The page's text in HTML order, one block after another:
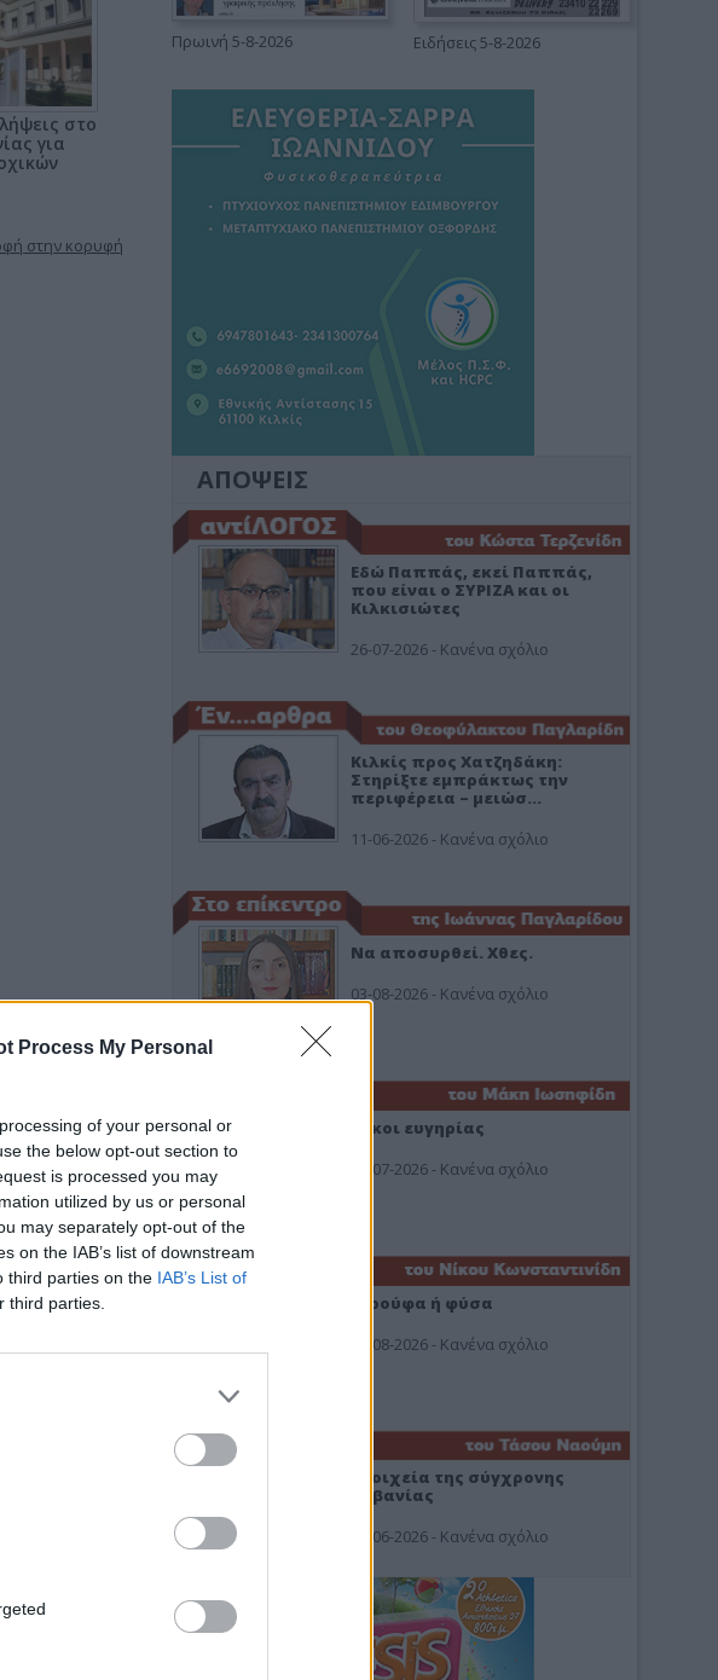
Process My Personal
of your personal or
the below opt-out section to
is processed you may
utilized by us or personal
may separately opt-out of the
on the IAB’s list of downstream
third parties on the IAB’s List of
third parties.
στο
για
στην κορυφή
Πρωινή 5-8-2026 Ειδήσεις 5-8-2026
ΑΠΟΨΕΙΣ
Εδώ Παππάς, εκεί Παππάς,
που είναι ο ΣΥΡΙΖΑ και οι
Κιλκισιώτες
26-07-2026 - Κανένα σχόλιο
Κιλκίς προς Χατζηδάκη:
Στηρίξτε εμπράκτως την
περιφέρεια – μειώσ…
11-06-2026 - Κανένα σχόλιο
Να αποσυρθεί. Χθες.
03-08-2026 - Κανένα σχόλιο
Οίκοι ευγηρίας
24-07-2026 - Κανένα σχόλιο
Ή ρούφα ή φύσα
03-08-2026 - Κανένα σχόλιο
Στοιχεία της σύγχρονης
Αλβανίας
19-06-2026 - Κανένα σχόλιο